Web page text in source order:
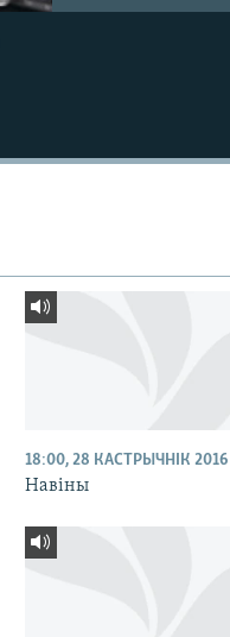
18:00, 28 КАСТРЫЧНІК 2016
Навіны